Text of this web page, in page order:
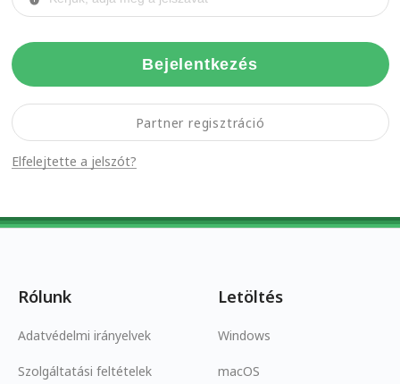
Bejelentkezés
Elfelejtette a jelszót?
Partner regisztráció
Rólunk
Adatvédelmi irányelvek
Szolgáltatási feltételek
Letöltés
Windows
macOS